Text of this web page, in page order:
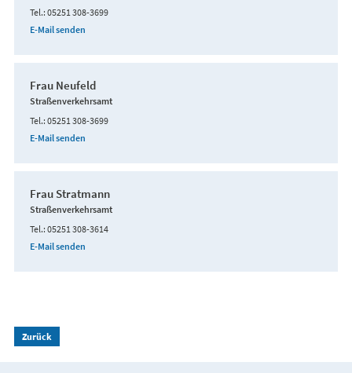
Tel. 05251 308-3699
E-Mail senden
Frau Neufeld
Straßenverkehrsamt
Tel. 05251 308-3699
E-Mail senden
Frau Stratmann
Straßenverkehrsamt
Tel. 05251 308-3614
E-Mail senden
Zurück